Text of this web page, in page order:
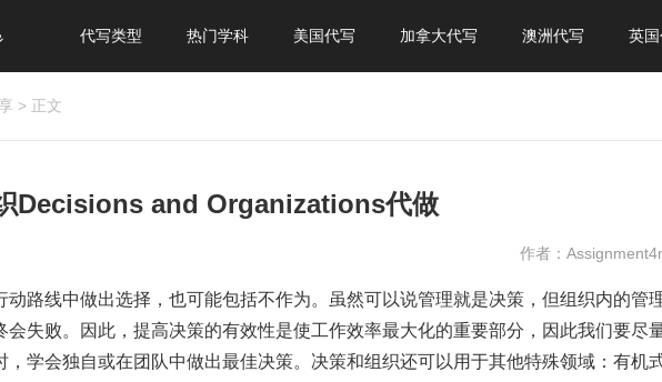
代写类型 热门学科 美国代写 加拿大代写 澳洲代写 英
> 正文
Decisions and Organizations代做
作者：
动路线中做出选择，也可能包括不作为。虽然可以说管理就是决策，但组织内的管
会失败。因此，提高决策的有效性是使工作效率最大化的重要部分，因此我们要尽
，学会独自或在团队中做出最佳决策。决策和组织还可以用于其他特殊领域：有机